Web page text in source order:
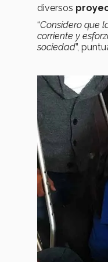
diversos
“Considero que
corriente y
sociedad”,